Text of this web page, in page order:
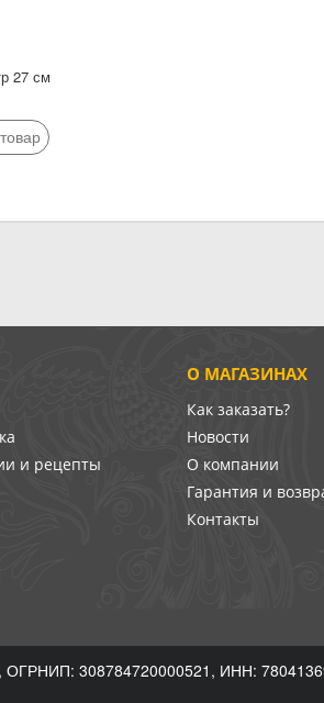
27 см
О МАГАЗИНАХ
Как заказать?
Новости
О компании
Гарантия и
Контакты
и рецепты
308784720000521, ИНН: